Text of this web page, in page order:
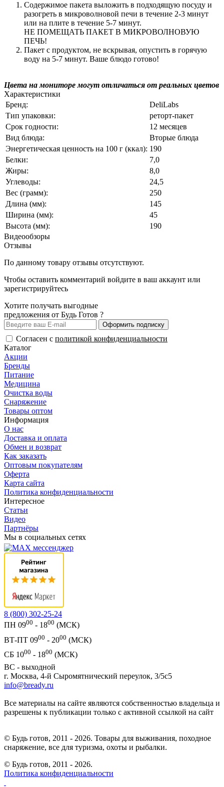
Содержимое пакета выложить в подходящую посуду и
разогреть в микроволновой печи в течение 2-3 минут
или на плите в течение 5-7 минут.
НЕ ПОМЕЩАТЬ ПАКЕТ В МИКРОВОЛНОВУЮ
ПЕЧЬ!
Пакет с продуктом, не вскрывая, опустить в горячую
воду на 5-7 минут. Ваше блюдо готово!
Цвета на мониторе могут отличаться от реальных цветов
Характеристики
Бренд:
DeliLabs
Тип упаковки:
реторт-пакет
Срок годности:
12 месяцев
Вид блюда:
Вторые блюда
Энергетическая ценность на 100 г (ккал): 190
Белки:
7,0
Жиры:
8,0
Углеводы:
24,5
Вес (грамм):
250
Длина (мм):
145
Ширина (мм):
45
Высота (мм):
190
Видеообзоры
Отзывы
По данному товару отзывы отсутствуют.
Чтобы оставить комментарий войдите в ваш аккаунт или
зарегистрируйтесь
Хотите получать выгодные
предложения от Будь Готов ?
Оформить подписку
Согласен с политикой конфиденциальности
Каталог
Акции
Бренды
Питание
Медицина
Очистка воды
Снаряжение
Товары оптом
Информация
О нас
Доставка и оплата
Обмен и возврат
Как заказать
Оптовым покупателям
Оферта
Карта сайта
Политика конфиденциальности
Интересное
Статьи
Видео
Партнёры
Мы в социальных сетях
8 (800) 302-25-24
ПН 0900 - 1800 (МСК)
ВТ-ПТ 0900 - 2000 (МСК)
СБ 1000 - 1800 (МСК)
ВС - выходной
г. Москва, 4-й Сыромятнический переулок, 3/5с5
info@bready.ru
Все материалы на сайте являются собственностью владельца и
разрешены к публикации только с активной ссылкой на сайт
© Будь готов, 2011 - 2026. Товары для выживания, походное
снаряжение, все для туризма, охоты и рыбалки.
© Будь готов, 2011 - 2026.
Политика конфиденциальности